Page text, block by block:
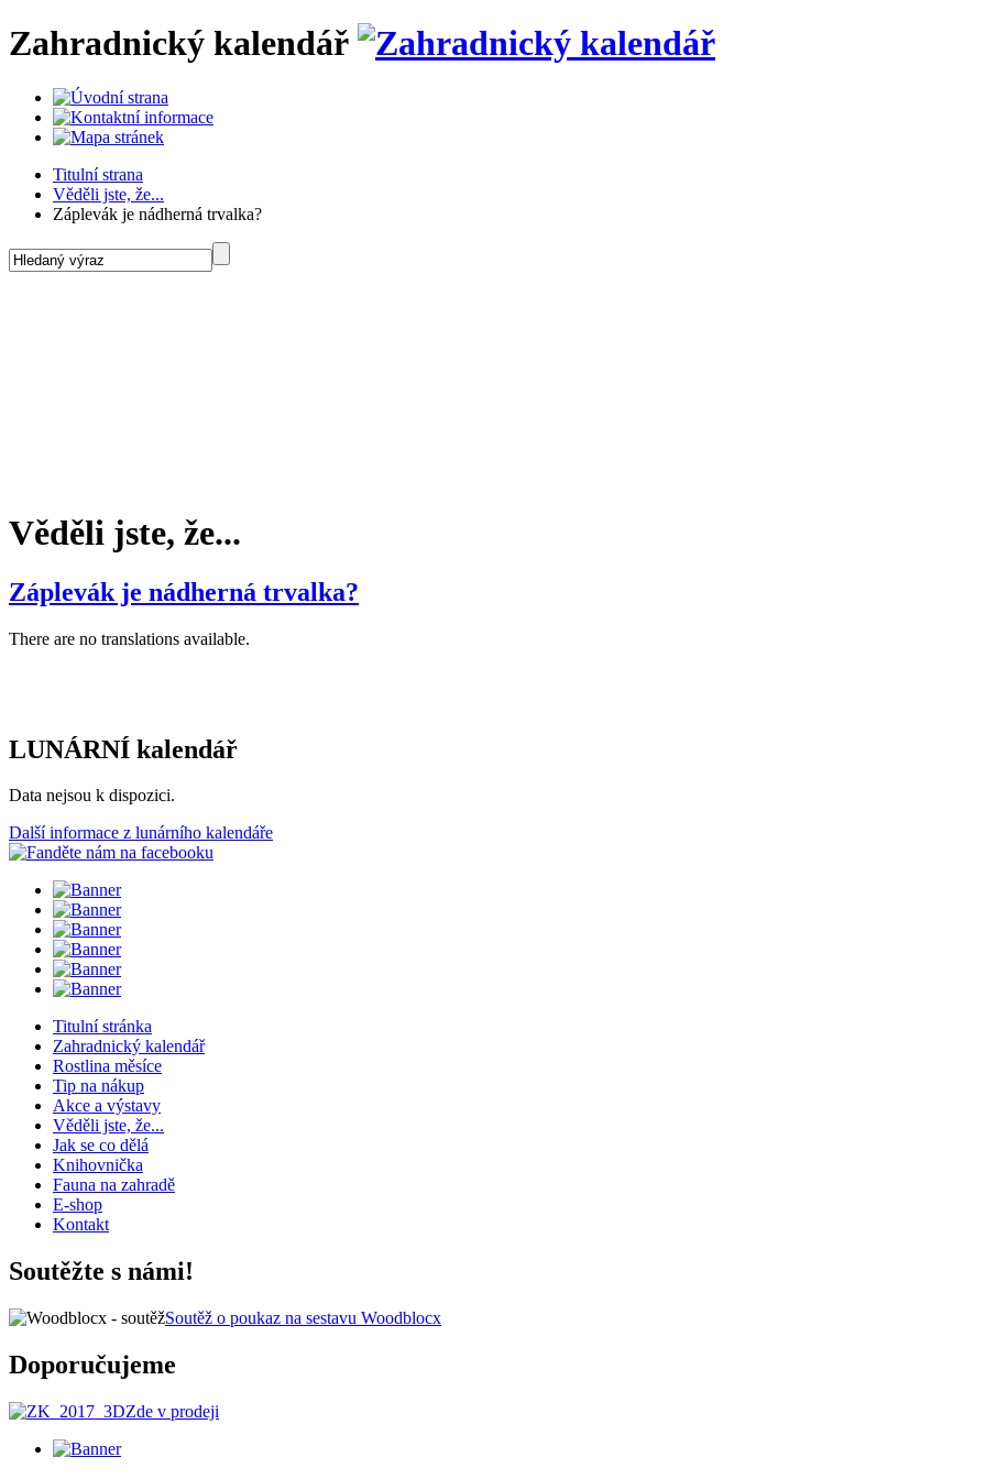
Zahradnický kalendář
Titulní strana
Věděli jste, že...
Záplevák je nádherná trvalka?
Věděli jste, že...
Záplevák je nádherná trvalka?
There are no translations available.
LUNÁRNÍ kalendář
Data nejsou k dispozici.
Další informace z lunárního kalendáře
Titulní stránka
Zahradnický kalendář
Rostlina měsíce
Tip na nákup
Akce a výstavy
Věděli jste, že...
Jak se co dělá
Knihovnička
Fauna na zahradě
E-shop
Kontakt
Soutěžte s námi!
Soutěž o poukaz na sestavu Woodblocx
Doporučujeme
Zde v prodeji